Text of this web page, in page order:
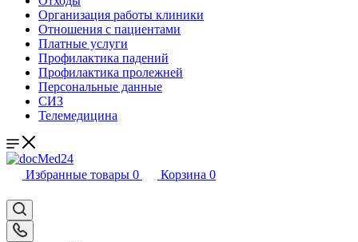
Организация работы клиники
Отношения с пациентами
Платные услуги
Профилактика падений
Профилактика пролежней
Персональные данные
СИЗ
Телемедицина
Избранные товары 0 Корзина 0